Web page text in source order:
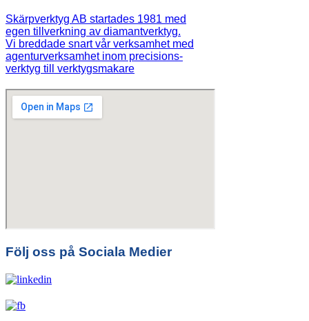
Skärpverktyg AB startades 1981 med
egen tillverkning av diamantverktyg.
Vi breddade snart vår verksamhet med
agenturverksamhet inom precisions-
verktyg till verktygsmakare
Följ oss på Sociala Medier